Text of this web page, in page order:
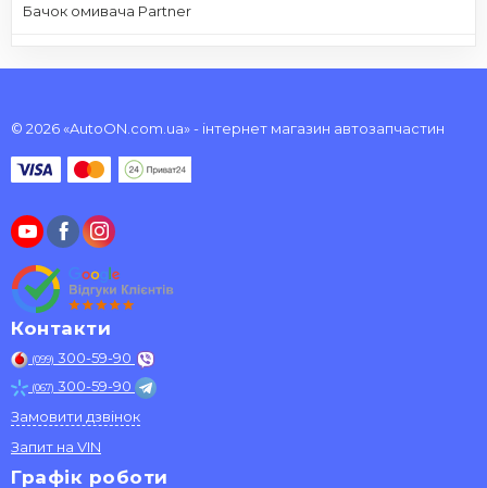
Бачок омивача Partner
© 2026 «AutoON.com.ua» - інтернет магазин автозапчастин
Контакти
(099) 300-59-90
(067) 300-59-90
Замовити дзвінок
Запит на VIN
Графік роботи